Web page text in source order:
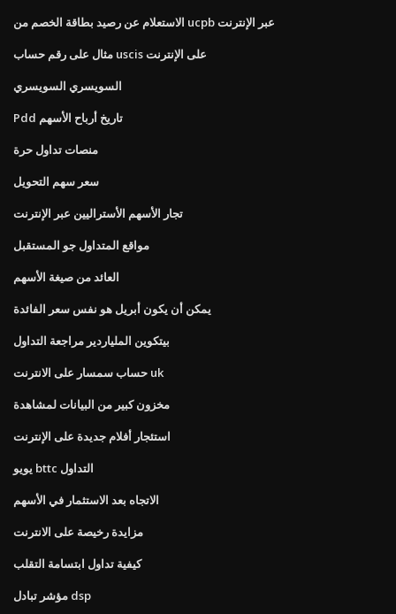
الاستعلام عن رصيد بطاقة الخصم من ucpb عبر الإنترنت
مثال على رقم حساب uscis على الإنترنت
السويسري السويسري
Pdd تاريخ أرباح الأسهم
منصات تداول حرة
سعر سهم التحويل
تجار الأسهم الأستراليين عبر الإنترنت
مواقع المتداول جو المستقبل
العائد من صيغة الأسهم
يمكن أن يكون أبريل هو نفس سعر الفائدة
بيتكوين الملياردير مراجعة التداول
حساب سمسار على الانترنت uk
مخزون كبير من البيانات لمشاهدة
استئجار أفلام جديدة على الإنترنت
يويو bttc التداول
الاتجاه بعد الاستثمار في الأسهم
مزايدة رخيصة على الانترنت
كيفية تداول ابتسامة التقلب
مؤشر تبادل dsp